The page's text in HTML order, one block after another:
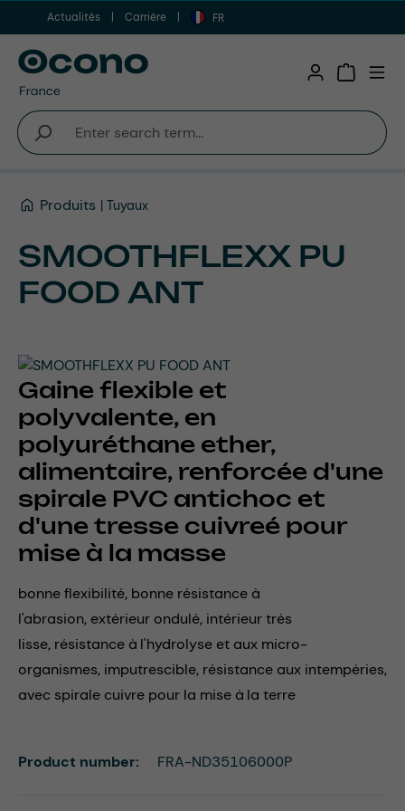
Aller au contenu principal
Actualités Carrière FR
Produits Tuyaux
SMOOTHFLEXX PU
FOOD ANT
Gaine flexible et
polyvalente, en
polyuréthane ether,
alimentaire, renforcée d'une
spirale PVC antichoc et
d'une tresse cuivreé pour
mise à la masse
bonne flexibilité, bonne résistance à
l'abrasion, extérieur ondulé, intérieur très
lisse, résistance à l'hydrolyse et aux micro-
organismes, imputrescible, résistance aux intempéries,
avec spirale cuivre pour la mise à la terre
Product number: FRA-ND35106000P